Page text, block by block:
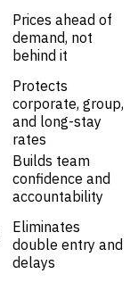
Prices ahead of
demand, not
behind it
Protects
corporate, group,
and long-stay
rates
Builds team
confidence and
accountability
Eliminates
double entry and
delays